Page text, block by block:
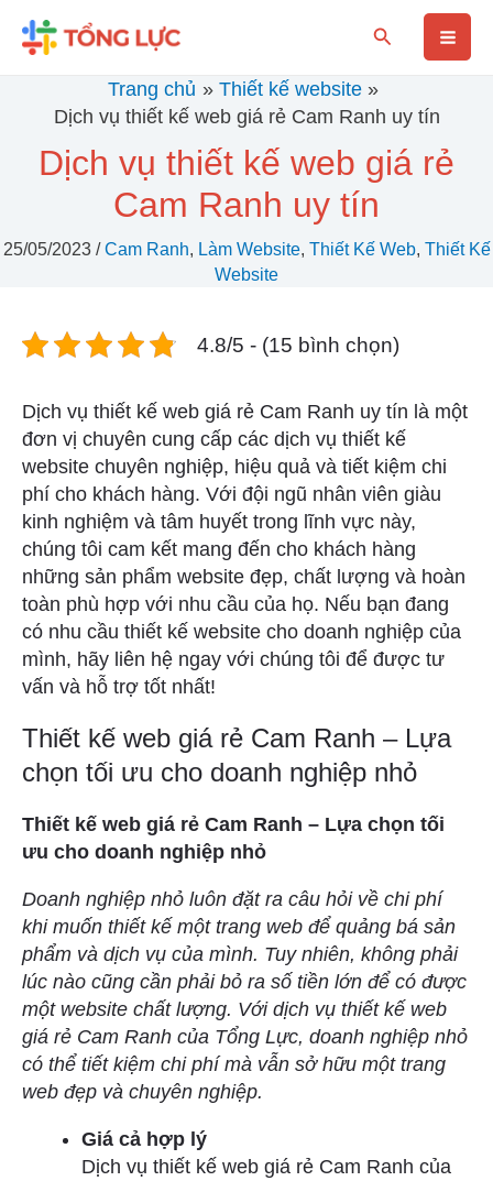
Tìm
Trang chủ
Thiết kế website
Dịch vụ thiết kế web giá rẻ Cam Ranh uy tín
Dịch vụ thiết kế web giá rẻ
Cam Ranh uy tín
25/05/2023 /Cam Ranh, Làm Website, Thiết Kế Web, Thiết Kế
Website
4.8/5 - (15 bình chọn)
Dịch vụ thiết kế web giá rẻ Cam Ranh uy tín là một
đơn vị chuyên cung cấp các dịch vụ thiết kế
website chuyên nghiệp, hiệu quả và tiết kiệm chi
phí cho khách hàng. Với đội ngũ nhân viên giàu
kinh nghiệm và tâm huyết trong lĩnh vực này,
chúng tôi cam kết mang đến cho khách hàng
những sản phẩm website đẹp, chất lượng và hoàn
toàn phù hợp với nhu cầu của họ. Nếu bạn đang
có nhu cầu thiết kế website cho doanh nghiệp của
mình, hãy liên hệ ngay với chúng tôi để được tư
vấn và hỗ trợ tốt nhất!
Thiết kế web giá rẻ Cam Ranh – Lựa
chọn tối ưu cho doanh nghiệp nhỏ
Thiết kế web giá rẻ Cam Ranh – Lựa chọn tối
ưu cho doanh nghiệp nhỏ
Doanh nghiệp nhỏ luôn đặt ra câu hỏi về chi phí
khi muốn thiết kế một trang web để quảng bá sản
phẩm và dịch vụ của mình. Tuy nhiên, không phải
lúc nào cũng cần phải bỏ ra số tiền lớn để có được
một website chất lượng. Với dịch vụ thiết kế web
giá rẻ Cam Ranh của Tổng Lực, doanh nghiệp nhỏ
có thể tiết kiệm chi phí mà vẫn sở hữu một trang
web đẹp và chuyên nghiệp.
Giá cả hợp lý
Dịch vụ thiết kế web giá rẻ Cam Ranh của